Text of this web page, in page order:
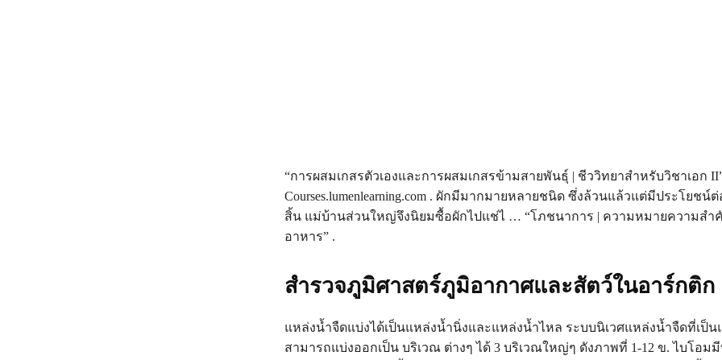
“การผสมเกสรตัวเองและการผสมเกสรข้ามสายพันธุ์ | ชีววิทยาสำหรับวิชาเอก
Courses.lumenlearning.com . ผักมีมากมายหลายชนิด ซึ่งล้วนแล้วแต่มีประโยชน์
สิ้น แม่บ้านส่วนใหญ่จึงนิยมซื้อผักไปแช่ไ … “โภชนาการ | ความหมายความสำ
อาหาร” .
สำรวจภูมิศาสตร์ภูมิอากาศและสัตว์ในอาร์กติก
แหล่งน้ำจืดแบ่งได้เป็นแหล่งน้ำนิ่งและแหล่งน้ำไหล ระบบนิเวศแหล่งน้ำจืดที่เป็น
สามารถแบ่งออกเป็น บริเวณ ต่างๆ ได้ 3 บริเวณใหญ่ๆ ดังภาพที่ 1-12 ข. ไบโอม